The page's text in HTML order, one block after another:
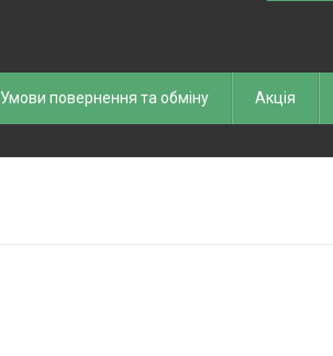
Умови повернення та обміну Акція